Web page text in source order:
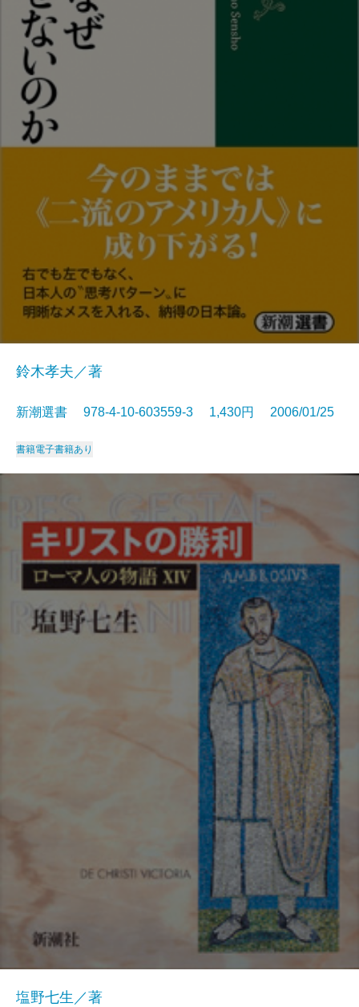
鈴木孝夫／著
新潮選書 978-4-10-603559-3 1,430円 2006/01/25
書籍電子書籍あり
塩野七生／著